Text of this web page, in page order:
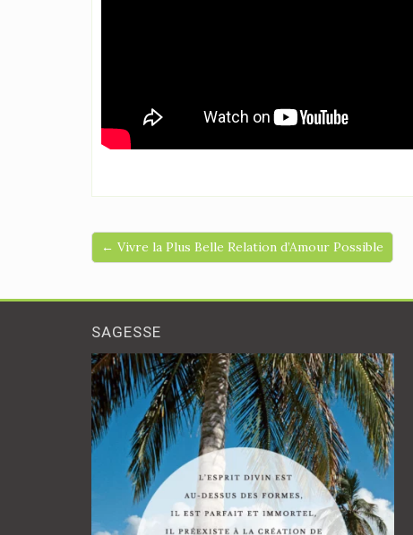
← Vivre la Plus Belle Relation d’Amour Possible
SAGESSE